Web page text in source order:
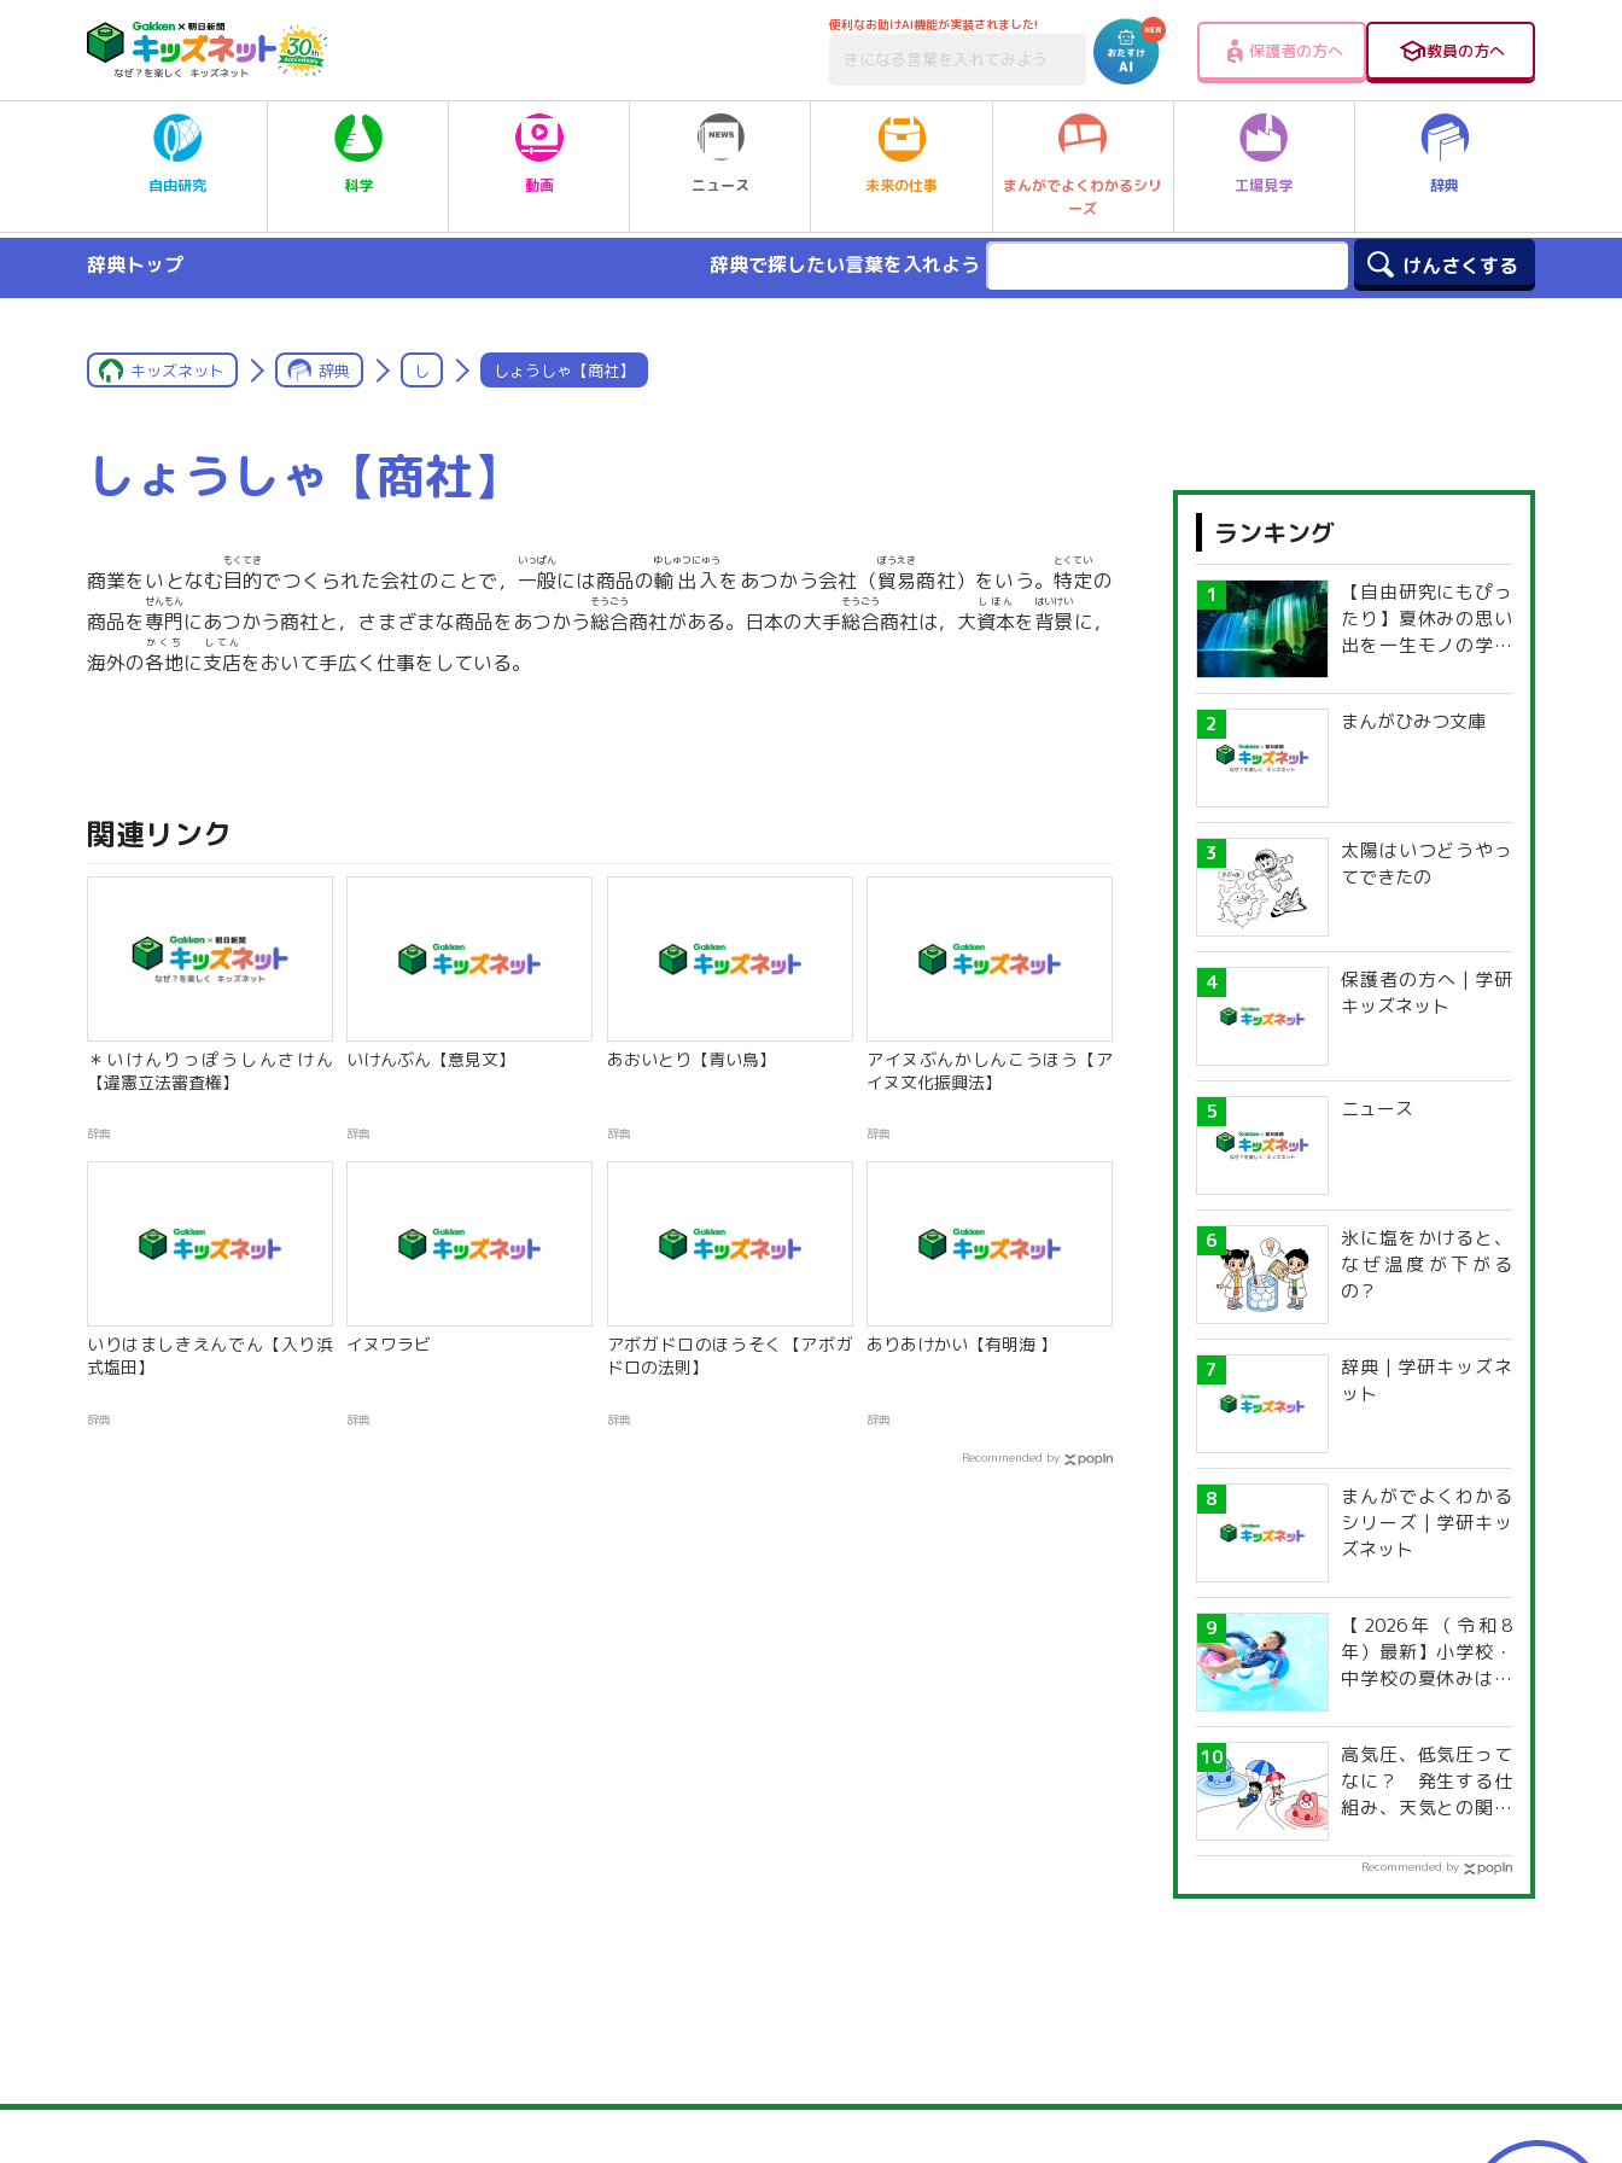
便利なお助けAI機能が実装されました!
保護者の方へ 教員の方へ
自由研究 科学 動画 ニュース 未来の仕事
まんがでよくわかるシリ
ーズ
工場見学 辞典
辞典トップ 辞典で探したい言葉を入れよう
キッズネット 辞典 し しょうしゃ【商社】
しょうしゃ【商社】
商業をいとなむ目的
もくてき
でつくられた会社のことで， 一般
いっぱん
には商品の輸出入
ゆしゅつにゅう
をあつかう会社（貿易
ぼうえき
商社）をいう。 特定
とくてい
の
商品を専門
せんもん
にあつかう商社と，さまざまな商品をあつかう総合
そうごう
商社がある。日本の大手総合
そうごう
商社は，大資本
しほん
を背景
はいけい
に，
海外の各地
かくち
に支店
してん
をおいて手広く仕事をしている。
関連リンク
＊いけんりっぽうしんさけん
【違憲立法審査権】
辞典
いけんぶん【意見文】
辞典
あおいとり【青い鳥】
辞典
アイヌぶんかしんこうほう【ア
イヌ文化振興法】
辞典
いりはましきえんでん【入り浜
式塩田】
辞典
イヌワラビ
辞典
アボガドロのほうそく【アボガ
ドロの法則】
辞典
ありあけかい【有明海 】
辞典
Recommended by
ランキング
【自由研究にもぴっ
たり】夏休みの思い
出を一生モノの学び
探究ガイド
まんがひみつ文庫
太陽はいつどうやっ
てできたの
保護者の方へ | 学研
キッズネット
ニュース
氷に塩をかけると、
なぜ温度が下がる
の？
辞典 | 学研キッズネ
ット
まんがでよくわかる
シリーズ | 学研キッ
ズネット
【2026年（令和8
年）最新】小学校・
中学校の夏休みはい
道府県別「夏季休暇
一覧」
高気圧、低気圧って
なに？ 発生する仕
組み、天気との関係
Recommended by